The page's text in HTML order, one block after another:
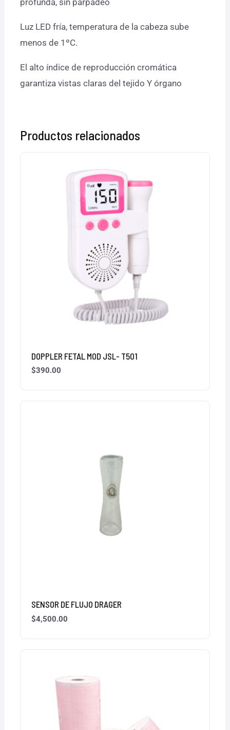
Luz LED fría, temperatura de la cabeza sube
menos de 1ºC.
El alto índice de reproducción cromática
garantiza vistas claras del tejido Y órgano
Productos relacionados
DOPPLER FETAL MOD JSL- T501
$390.00
SENSOR DE FLUJO DRAGER
$4,500.00